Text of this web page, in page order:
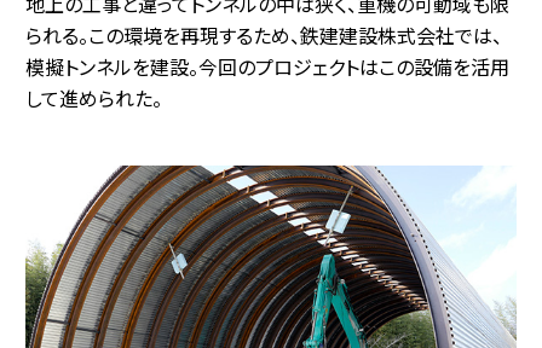
られる。この環境を再現するため、鉄建建設株式会社では、
模擬トンネルを建設。今回のプロジェクトはこの設備を活用
して進められた。